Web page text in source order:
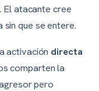
El atacante cree
que se entere.
activación directa
comparten la
pero